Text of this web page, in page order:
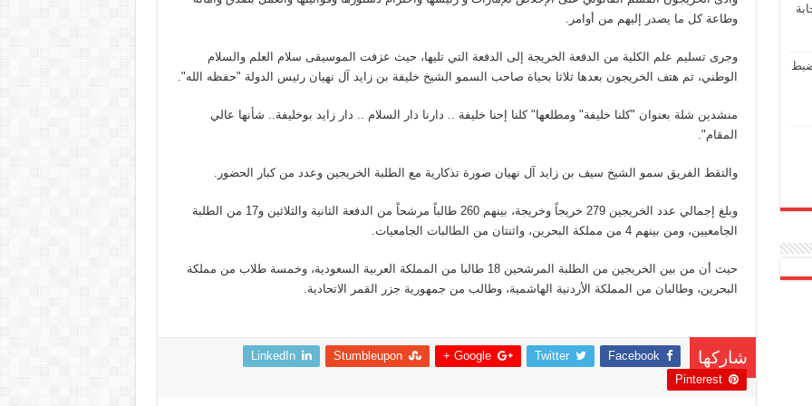
وطاعة كل ما يصدر إليهم من أوامر.
وجرى تسليم علم الكلية من الدفعة الخريجة إلى الدفعة التي تليها، حيث عزفت الموسيقى سلام العلم والسلام
الوطني، ثم هتف الخريجون بعدها ثلاثا بحياة صاحب السمو الشيخ خليفة بن زايد آل نهيان رئيس الدولة "حفظه الله".
منشدين شلة بعنوان "كلنا خليفة" ومطلعها" كلنا إحنا خليفة .. دارنا دار السلام .. دار زايد بوخليفة.. شأنها عالي
المقام".
والتقط الفريق سمو الشيخ سيف بن زايد آل نهيان صورة تذكارية مع الطلبة الخريجين وعدد من كبار الحضور.
وبلغ إجمالي عدد الخريجين 279 خريجاً وخريجة، بينهم 260 طالباً مرشحاً من الدفعة الثانية والثلاثين و17 من الطلبة
الجامعيين، ومن بينهم 4 من مملكة البحرين، واثنتان من الطالبات الجامعيات.
حيث أن من بين الخريجين من الطلبة المرشحين 18 طالبا من المملكة العربية السعودية، وخمسة طلاب من مملكة
البحرين، وطالبان من المملكة الأردنية الهاشمية، وطالب من جمهورية جزر القمر الاتحادية.
شاركها Facebook
Twitter
Google +
Stumbleupon
LinkedIn
Pinterest